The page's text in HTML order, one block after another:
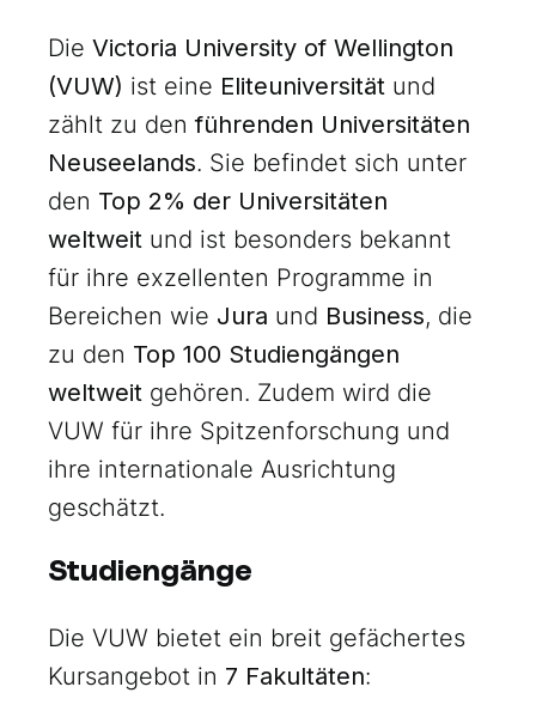
Die Victoria University of Wellington
(VUW) ist eine Eliteuniversität und
zählt zu denführenden Universitäten
Neuseelands. Sie befindet sich unter
den Top 2% der Universitäten
weltweit und ist besonders bekannt
für ihre exzellenten Programme in
Bereichen wie Jura und Business, die
zu den Top 100 Studiengängen
weltweit gehören. Zudem wird die
VUW für ihre Spitzenforschung und
ihre internationale Ausrichtung
geschätzt.
Studiengänge
Die VUW bietet ein breit gefächertes
Kursangebot in 7 Fakultäten: